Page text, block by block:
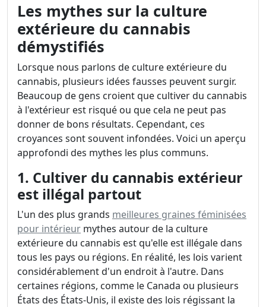
Les mythes sur la culture
extérieure du cannabis
démystifiés
Lorsque nous parlons de culture extérieure du
cannabis, plusieurs idées fausses peuvent surgir.
Beaucoup de gens croient que cultiver du cannabis
à l'extérieur est risqué ou que cela ne peut pas
donner de bons résultats. Cependant, ces
croyances sont souvent infondées. Voici un aperçu
approfondi des mythes les plus communs.
1. Cultiver du cannabis extérieur
est illégal partout
L'un des plus grands meilleures graines féminisées
pour intérieur mythes autour de la culture
extérieure du cannabis est qu'elle est illégale dans
tous les pays ou régions. En réalité, les lois varient
considérablement d'un endroit à l'autre. Dans
certaines régions, comme le Canada ou plusieurs
États des États-Unis, il existe des lois régissant la